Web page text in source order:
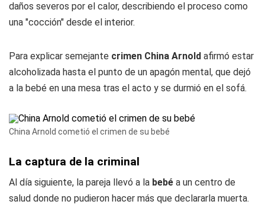
daños severos por el calor, describiendo el proceso como
una "cocción" desde el interior.
Para explicar semejante crimen China Arnold afirmó estar
alcoholizada hasta el punto de un apagón mental, que dejó
a la bebé en una mesa tras el acto y se durmió en el sofá.
China Arnold cometió el crimen de su bebé
La captura de la criminal
Al día siguiente, la pareja llevó a la bebé a un centro de
salud donde no pudieron hacer más que declararla muerta.